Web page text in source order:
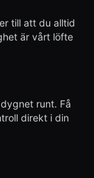
till att du alltid
är vårt löfte
runt. Få
direkt i din